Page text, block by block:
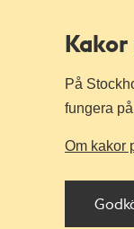
På
fungera
Om kakor